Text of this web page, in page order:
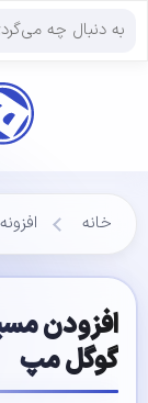
خانه
افزودن
گوگل مپ